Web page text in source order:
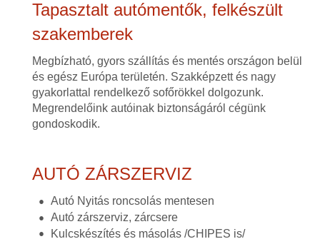
Tapasztalt autómentők, felkészült
szakemberek
Megbízható, gyors szállítás és mentés országon belül
és egész Európa területén. Szakképzett és nagy
gyakorlattal rendelkező sofőrökkel dolgozunk.
Megrendelőink autóinak biztonságáról cégünk
gondoskodik.
AUTÓ ZÁRSZERVIZ
Autó Nyitás roncsolás mentesen
Autó zárszerviz, zárcsere
Kulcskészítés és másolás /CHIPES is/